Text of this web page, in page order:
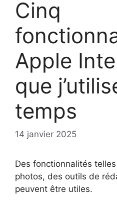
Cinq
Apple
que
temps
14 janvier 2025
Des fonctionnalités
photos, des outils de
peuvent être utiles.